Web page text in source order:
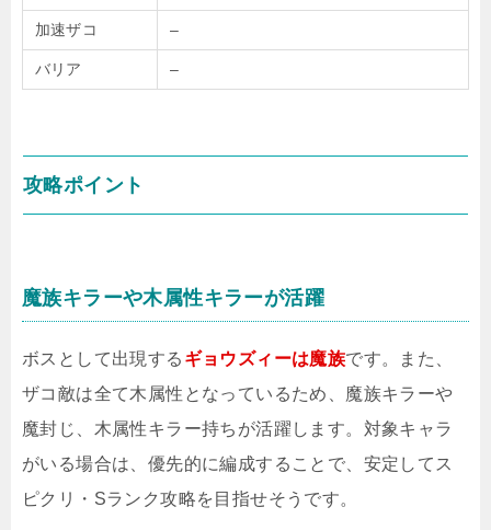
加速ザコ –
バリア –
攻略ポイント
魔族キラーや木属性キラーが活躍
ボスとして出現する ギョウズィーは魔族です。また、
ザコ敵は全て木属性となっているため、魔族キラーや
魔封じ、木属性キラー持ちが活躍します。対象キャラ
がいる場合は、優先的に編成することで、安定してス
ピクリ・Sランク攻略を目指せそうです。